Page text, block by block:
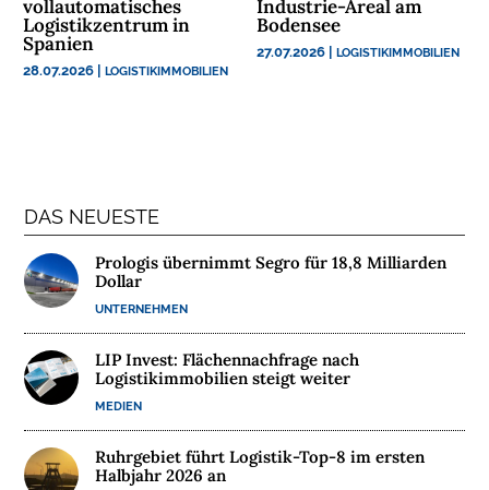
N
T
E
E
N
I
R
E
vollautomatisches
Logistikzentrum in
Spanien
28.07.2026 |LOGISTIKIMMOBILIEN
Industrie-Areal am
Bodensee
27.07.2026 |LOGISTIKIMMOBILIEN
DAS NEUESTE
Prologis übernimmt Segro für 18,8 Milliarden
Dollar
UNTERNEHMEN
LIP Invest: Flächennachfrage nach
Logistikimmobilien steigt weiter
MEDIEN
Ruhrgebiet führt Logistik-Top-8 im ersten
Halbjahr 2026 an